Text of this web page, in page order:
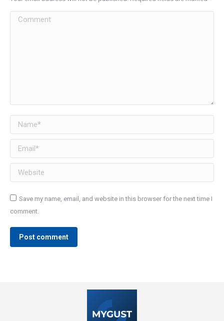
Comment
Name *
Email *
Website
Save my name, email, and website in this browser for the next time I
comment.
Post comment